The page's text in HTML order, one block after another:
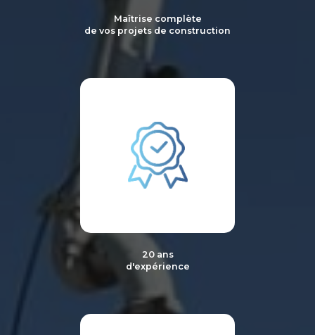
Maîtrise complète
de vos projets de construction
20 ans
d'expérience